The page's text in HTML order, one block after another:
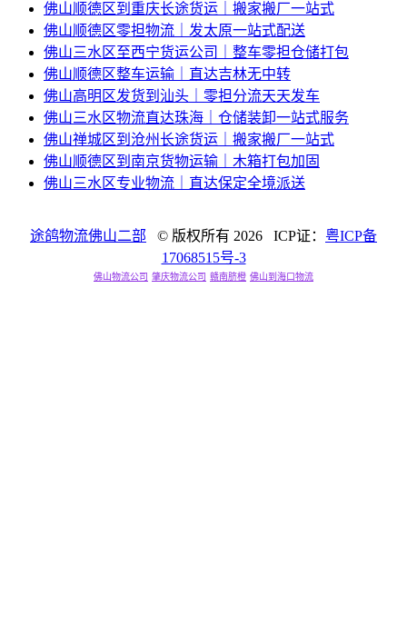
佛山顺德区到重庆长途货运｜搬家搬厂一站式
佛山顺德区零担物流｜发太原一站式配送
佛山三水区至西宁货运公司｜整车零担仓储打包
佛山顺德区整车运输｜直达吉林无中转
佛山高明区发货到汕头｜零担分流天天发车
佛山三水区物流直达珠海｜仓储装卸一站式服务
佛山禅城区到沧州长途货运｜搬家搬厂一站式
佛山顺德区到南京货物运输｜木箱打包加固
佛山三水区专业物流｜直达保定全境派送
途鸽物流佛山二部 © 版权所有 2026 ICP证： 粤ICP备
17068515号-3
佛山物流公司 肇庆物流公司 赣南脐橙 佛山到海口物流